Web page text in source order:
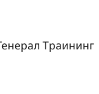
Траининг